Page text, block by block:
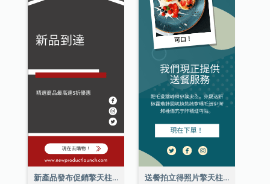
新產品發布促銷擎天柱廣告 送餐拍立得照片擎天柱廣告